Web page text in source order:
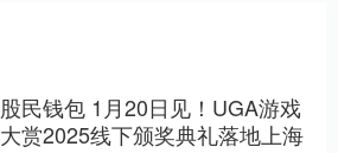
股民钱包 1月20日见！UGA游戏
大赏2025线下颁奖典礼落地上海